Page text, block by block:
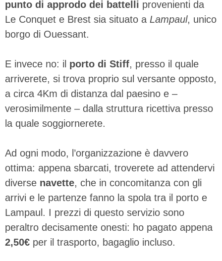
punto di approdo dei battelli provenienti da
Le Conquet e Brest sia situato a Lampaul, unico
borgo di Ouessant.
E invece no: il porto di Stiff, presso il quale
arriverete, si trova proprio sul versante opposto,
a circa 4Km di distanza dal paesino e –
verosimilmente – dalla struttura ricettiva presso
la quale soggiornerete.
Ad ogni modo, l’organizzazione è davvero
ottima: appena sbarcati, troverete ad attendervi
diverse navette, che in concomitanza con gli
arrivi e le partenze fanno la spola tra il porto e
Lampaul. I prezzi di questo servizio sono
peraltro decisamente onesti: ho pagato appena
2,50€ per il trasporto, bagaglio incluso.